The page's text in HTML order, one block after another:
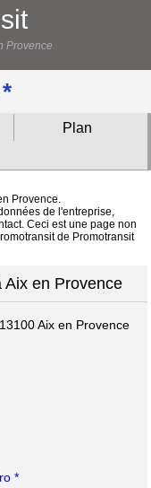
Provence
Plan
Provence.
de l'entreprise,
Ceci est une page non
de Promotransit
Aix en Provence
13100 Aix en Provence
*